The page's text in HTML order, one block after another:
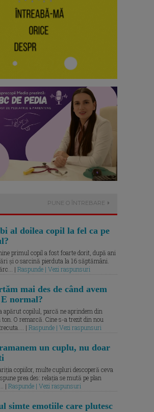
PUNE O ÎNTREBARE
al doilea copil la fel ca pe
primul copil a fost foarte dorit, după ani
și o sarcină pierduta la 16 săptămâni.
| Raspunde | Vezi raspunsuri
mai des de când avem
normal?
apărut copilul, parcă ne aprindem din
ton. O remarcă. Cine s-a trezit din nou
| Raspunde | Vezi raspunsuri
un cuplu, nu doar
copiilor, multe cupluri descoperă ceva
prea des: relația se mută pe plan
| Raspunde | Vezi raspunsuri
simte emotiile care plutesc